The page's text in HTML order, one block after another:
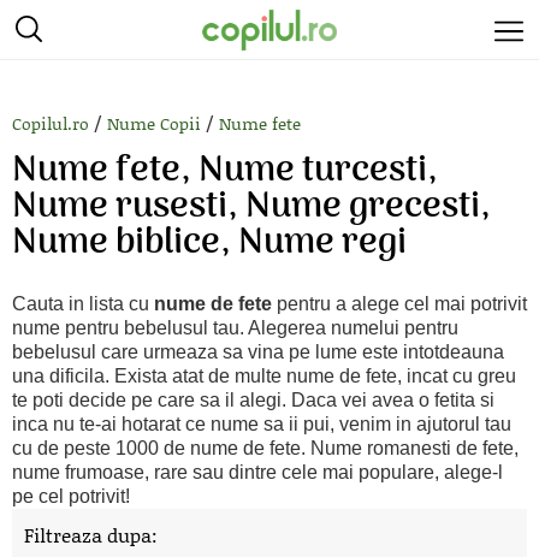
Copilul.ro / Nume Copii / Nume fete
Nume fete, Nume turcesti,
Nume rusesti, Nume grecesti,
Nume biblice, Nume regi
Cauta in lista cu nume de fete pentru a alege cel mai potrivit
nume pentru bebelusul tau. Alegerea numelui pentru
bebelusul care urmeaza sa vina pe lume este intotdeauna
una dificila. Exista atat de multe nume de fete, incat cu greu
te poti decide pe care sa il alegi. Daca vei avea o fetita si
inca nu te-ai hotarat ce nume sa ii pui, venim in ajutorul tau
cu de peste 1000 de nume de fete. Nume romanesti de fete,
nume frumoase, rare sau dintre cele mai populare, alege-l
pe cel potrivit!
Filtreaza dupa: